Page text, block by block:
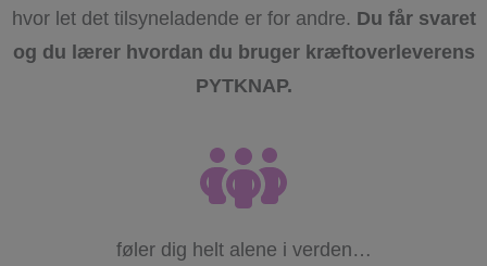
hvor let det tilsyneladende er for andre. Du får svaret
og du lærer hvordan du bruger kræftoverleverens
PYTKNAP.
føler dig helt alene i verden…